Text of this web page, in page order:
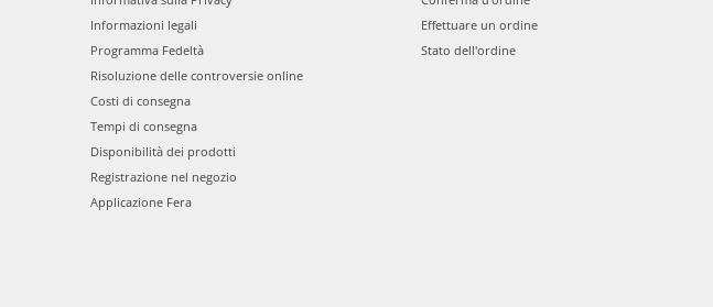
Informazioni legali
Programma Fedeltà
Risoluzione delle controversie online
Costi di consegna
Tempi di consegna
Disponibilità dei prodotti
Registrazione nel negozio
Applicazione Fera
Effettuare un ordine
Stato dell'ordine